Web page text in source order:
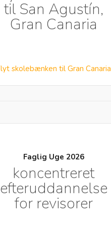
til San Agustín,
Gran Canaria
skolebænken til Gran Canaria
Faglig Uge 2026
koncentreret
efteruddannelse
for revisorer